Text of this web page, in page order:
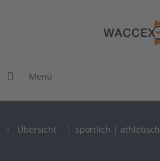
Menü
Übersicht sportlich | athletisch